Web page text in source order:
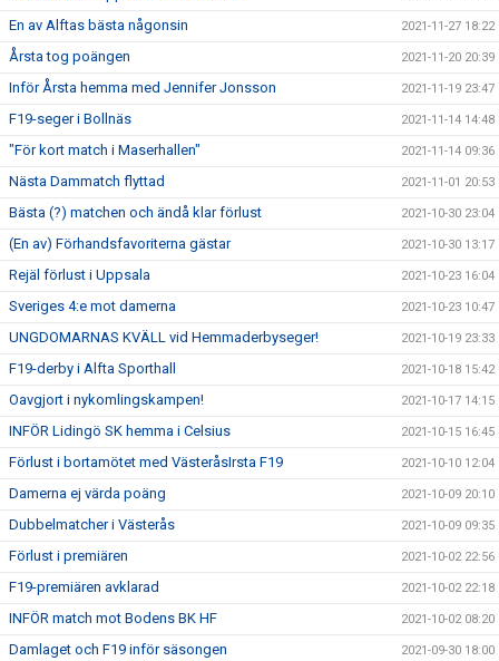
En av Alftas bästa någonsin 2021-11-27 18:22
Årsta tog poängen 2021-11-20 20:39
Inför Årsta hemma med Jennifer Jonsson 2021-11-19 23:47
F19-seger i Bollnäs 2021-11-14 14:48
"För kort match i Maserhallen" 2021-11-14 09:36
Nästa Dammatch flyttad 2021-11-01 20:53
Bästa (?) matchen och ändå klar förlust 2021-10-30 23:04
(En av) Förhandsfavoriterna gästar 2021-10-30 13:17
Rejäl förlust i Uppsala 2021-10-23 16:04
Sveriges 4:e mot damerna 2021-10-23 10:47
UNGDOMARNAS KVÄLL vid Hemmaderbyseger! 2021-10-19 23:33
F19-derby i Alfta Sporthall 2021-10-18 15:42
Oavgjort i nykomlingskampen! 2021-10-17 14:15
INFÖR Lidingö SK hemma i Celsius 2021-10-15 16:45
Förlust i bortamötet med VästeråsIrsta F19 2021-10-10 12:04
Damerna ej värda poäng 2021-10-09 20:10
Dubbelmatcher i Västerås 2021-10-09 09:35
Förlust i premiären 2021-10-02 22:56
F19-premiären avklarad 2021-10-02 22:18
INFÖR match mot Bodens BK HF 2021-10-02 08:20
Damlaget och F19 inför säsongen 2021-09-30 18:00